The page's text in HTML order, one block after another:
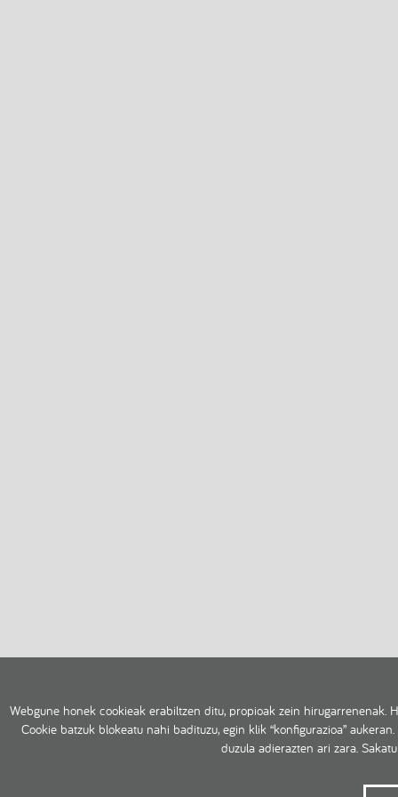
Webgune honek cookieak erabiltzen ditu, propioak zein hirugarrenenak.
Cookie batzuk blokeatu nahi badituzu, egin klik “konfigurazioa”
duzula adierazten ari zara.